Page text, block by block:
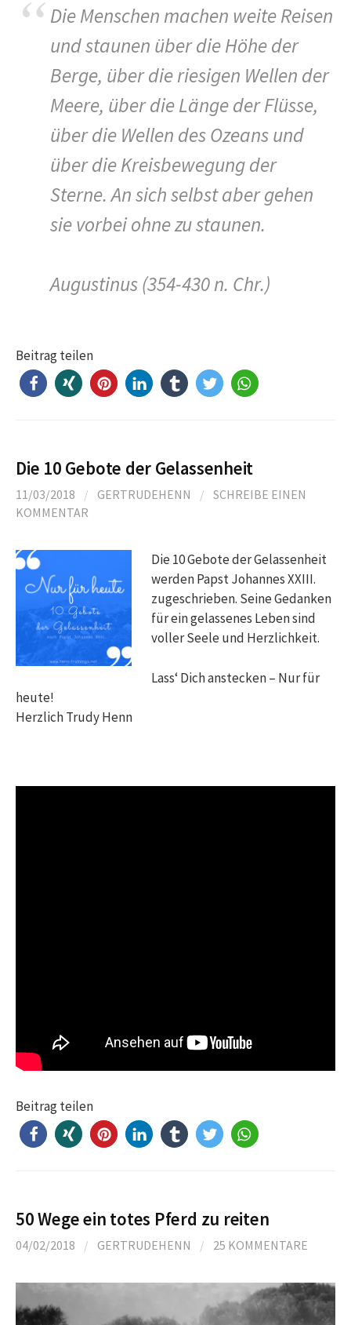
Die Menschen machen weite Reisen
und staunen über die Höhe der
Berge, über die riesigen Wellen der
Meere, über die Länge der Flüsse,
über die Wellen des Ozeans und
über die Kreisbewegung der
Sterne. An sich selbst aber gehen
sie vorbei ohne zu staunen.
Augustinus (354-430 n. Chr.)
Beitrag teilen
Die 10 Gebote der Gelassenheit
11/03/2018 / GERTRUDEHENN / SCHREIBE EINEN
KOMMENTAR
Die 10 Gebote der Gelassenheit
werden Papst Johannes XXIII.
zugeschrieben. Seine Gedanken
für ein gelassenes Leben sind
voller Seele und Herzlichkeit.
Lass‘ Dich anstecken – Nur für
heute!
Herzlich Trudy Henn
Beitrag teilen
50 Wege ein totes Pferd zu reiten
04/02/2018 / GERTRUDEHENN / 25 KOMMENTARE